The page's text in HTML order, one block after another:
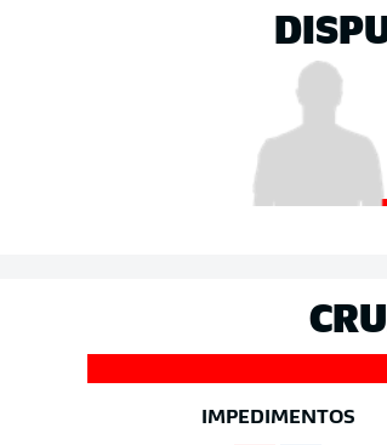
IMPEDIMENTOS